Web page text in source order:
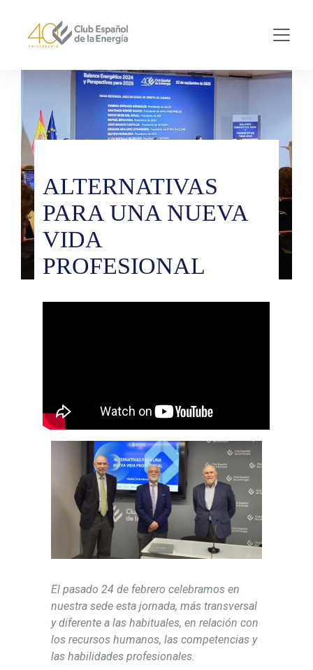
ALTERNATIVAS
PARA UNA NUEVA
VIDA
PROFESIONAL
El pasado 24 de febrero celebramos en
nuestra sede esta jornada, más transversal
y diferente a las habituales, en relación con
los recursos humanos, las competencias y
las habilidades profesionales.